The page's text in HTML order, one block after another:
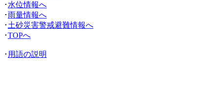
･ 水位情報へ
･雨量情報へ
･ 土砂災害警戒避難情報へ
･TOPへ
･ 用語の説明